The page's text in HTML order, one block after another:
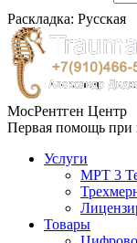
Раскладка: Русская
МосРентген Центр
Первая помощь при
Услуги
МРТ 3
Товары